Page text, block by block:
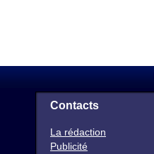
Contacts
La rédaction
Publicité